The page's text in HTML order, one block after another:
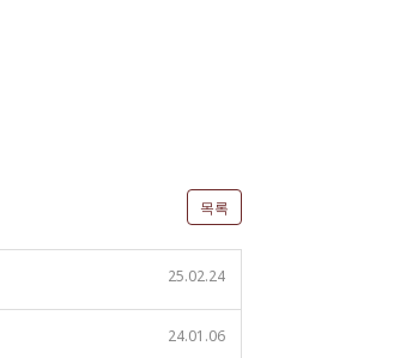
목록
25.02.24
24.01.06